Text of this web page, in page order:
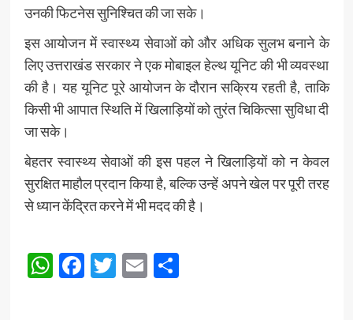
उनकी फिटनेस सुनिश्चित की जा सके।
इस आयोजन में स्वास्थ्य सेवाओं को और अधिक सुलभ बनाने के
लिए उत्तराखंड सरकार ने एक मोबाइल हेल्थ यूनिट की भी व्यवस्था
की है। यह यूनिट पूरे आयोजन के दौरान सक्रिय रहती है, ताकि
किसी भी आपात स्थिति में खिलाड़ियों को तुरंत चिकित्सा सुविधा दी
जा सके।
बेहतर स्वास्थ्य सेवाओं की इस पहल ने खिलाड़ियों को न केवल
सुरक्षित माहौल प्रदान किया है, बल्कि उन्हें अपने खेल पर पूरी तरह
से ध्यान केंद्रित करने में भी मदद की है।
Post
Navigation
WhatsApp
Facebook
Twitter
EmailShare